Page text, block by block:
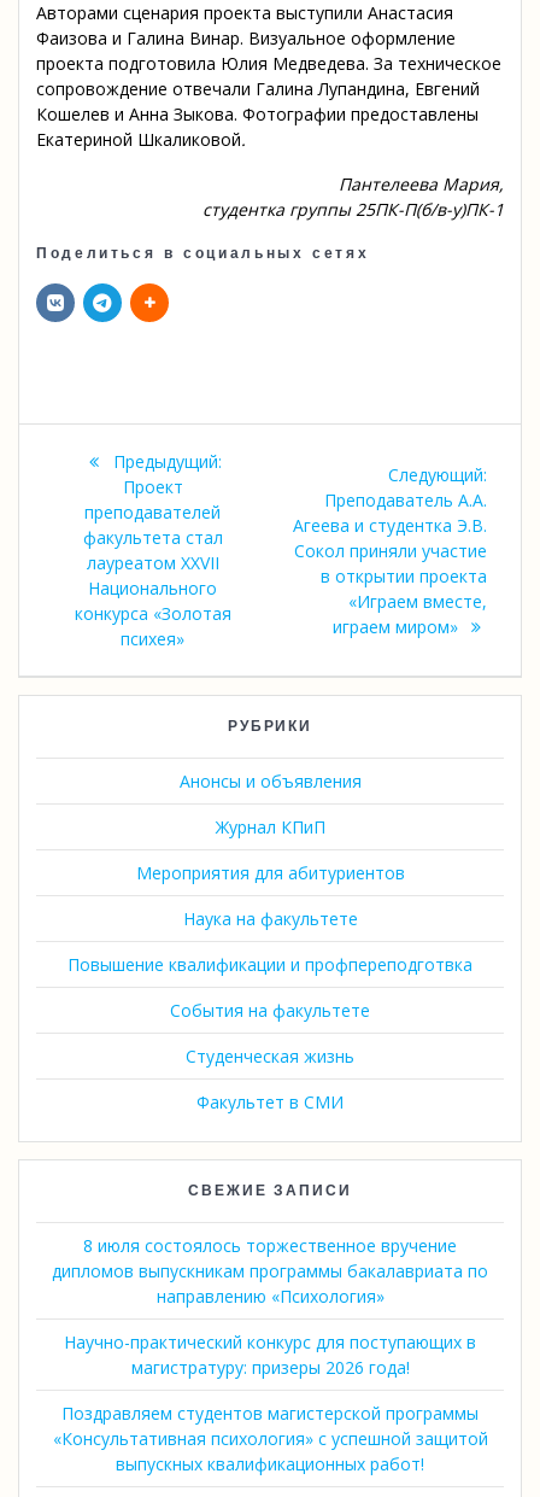
Авторами сценария проекта выступили Анастасия
Фаизова и Галина Винар. Визуальное оформление
проекта подготовила Юлия Медведева. За техническое
сопровождение отвечали Галина Лупандина, Евгений
Кошелев и Анна Зыкова. Фотографии предоставлены
Екатериной Шкаликовой.
Пантелеева Мария,
студентка группы 25ПК-П(б/в-у)ПК-1
Поделиться в социальных сетях
Навигация
записям
Предыдущий:Предыдущая
Проект
преподавателей
факультета стал
лауреатом XXVII
Национального
конкурса «Золотая
психея»
Следующий:
Преподаватель А.А.
Агеева и студентка Э.В.
Сокол приняли участие
в открытии проекта
«Играем вместе,
играем миром»
РУБРИКИ
Анонсы и объявления
Журнал КПиП
Мероприятия для абитуриентов
Наука на факультете
Повышение квалификации и профпереподготвка
События на факультете
Студенческая жизнь
Факультет в СМИ
СВЕЖИЕ ЗАПИСИ
8 июля состоялось торжественное вручение
дипломов выпускникам программы бакалавриата по
направлению «Психология»
Научно-практический конкурс для поступающих в
магистратуру: призеры 2026 года!
Поздравляем студентов магистерской программы
«Консультативная психология» с успешной защитой
выпускных квалификационных работ!